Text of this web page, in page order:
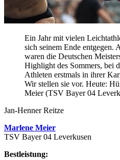
Ein Jahr mit vielen
sich seinem Ende entgegen.
waren die Deutschen
Highlight des Sommers, bei
Athleten erstmals in ihrer
Wir stellen sie vor. Heute:
Meier (TSV Bayer 04
Jan-Henner Reitze
Marlene Meier
TSV Bayer 04 Leverkusen
Bestleistung: